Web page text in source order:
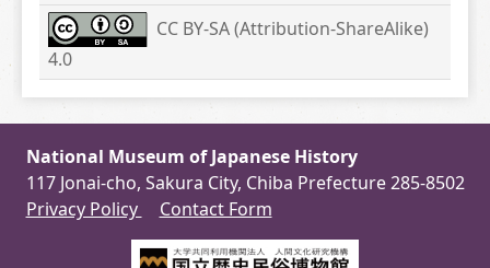
CC BY-SA (Attribution-ShareAlike)
4.0
National Museum of Japanese History
117 Jonai-cho, Sakura City, Chiba Prefecture 285-8502
Privacy Policy
Contact Form